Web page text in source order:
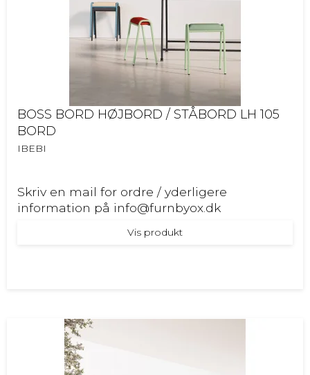
BOSS BORD HØJBORD / STÅBORD LH 105
BORD
IBEBI
Skriv en mail for ordre / yderligere
information på info@furnbyox.dk
Vis produkt